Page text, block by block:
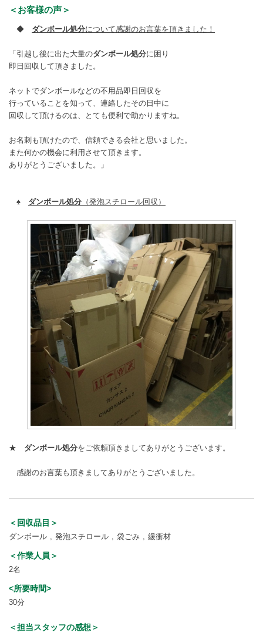
＜お客様の声＞
◆ ダンボール処分について感謝のお言葉を頂きました！
「引越し後に出た大量のダンボール処分に困り
即日回収して頂きました。
ネットでダンボールなどの不用品即日回収を
行っていることを知って、連絡したその日中に
回収して頂けるのは、とても便利で助かりますね。
お名刺も頂けたので、信頼できる会社と思いました。
また何かの機会に利用させて頂きます。
ありがとうございました。」
♠ ダンボール処分 （発泡スチロール回収）
★ ダンボール処分をご依頼頂きましてありがとうございます。
感謝のお言葉も頂きましてありがとうございました。
＜回収品目＞
ダンボール 発泡スチロール 袋ごみ 緩衝材
＜作業人員＞
2名
<所要時間>
30分
＜担当スタッフの感想＞